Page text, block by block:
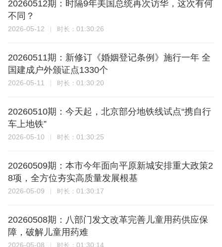
20260512期：时隔9年美国总统再次访华，这次有何
不同？
2026-05-12 时长： 01:30:26
20260511期：新修订《婚姻登记条例》施行一年 全
国建成户外颁证点1330个
2026-05-11 时长： 01:30:20
20260510期：今天起，北京部分地铁线试点“携自行
车上地铁”
2026-05-10 时长： 01:30:25
20260509期：本市今年面向平原新城安排重大政策2
8项，全方位夯实高质量发展根基
2026-05-09 时长： 01:30:17
20260508期：八部门发文改革完善儿童用药供应保
障，破解儿童用药难
2026-05-08 时长： 01:30:14